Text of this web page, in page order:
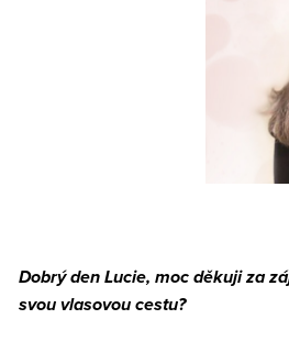
Dobrý den Lucie, moc děkuji za
svou vlasovou cestu?